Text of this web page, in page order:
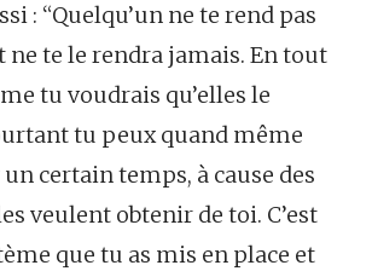
: “Quelqu’un ne te rend pas
ne te le rendra jamais. En tout
tu voudrais qu’elles le
tu peux quand même
certain temps, à cause des
veulent obtenir de toi. C’est
que tu as mis en place et